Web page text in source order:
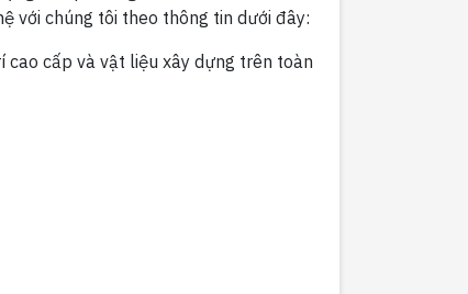
với chúng tôi theo thông tin dưới đây:
cao cấp và vật liệu xây dựng trên toàn